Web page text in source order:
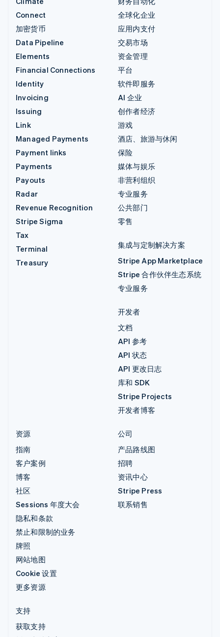
Connect
加密货币
Data Pipeline
Elements
Financial Connections
Identity
Invoicing
Issuing
Link
Managed Payments
Payment links
Payments
Payouts
Radar
Revenue Recognition
Stripe Sigma
Tax
Terminal
Treasury
全球化企业
应用内支付
交易市场
资金管理
平台
软件即服务
AI 企业
创作者经济
游戏
酒店、旅游与休闲
保险
媒体与娱乐
非营利组织
专业服务
公共部门
零售
集成与定制解决方案
Stripe App Marketplace
Stripe 合作伙伴生态系统
专业服务
开发者
文档
API 参考
API 状态
API 更改日志
库和 SDK
Stripe Projects
开发者博客
资源
指南
客户案例
博客
社区
Sessions 年度大会
隐私和条款
禁止和限制的业务
牌照
网站地图
Cookie 设置
更多资源
公司
产品路线图
招聘
资讯中心
Stripe Press
联系销售
支持
获取支持